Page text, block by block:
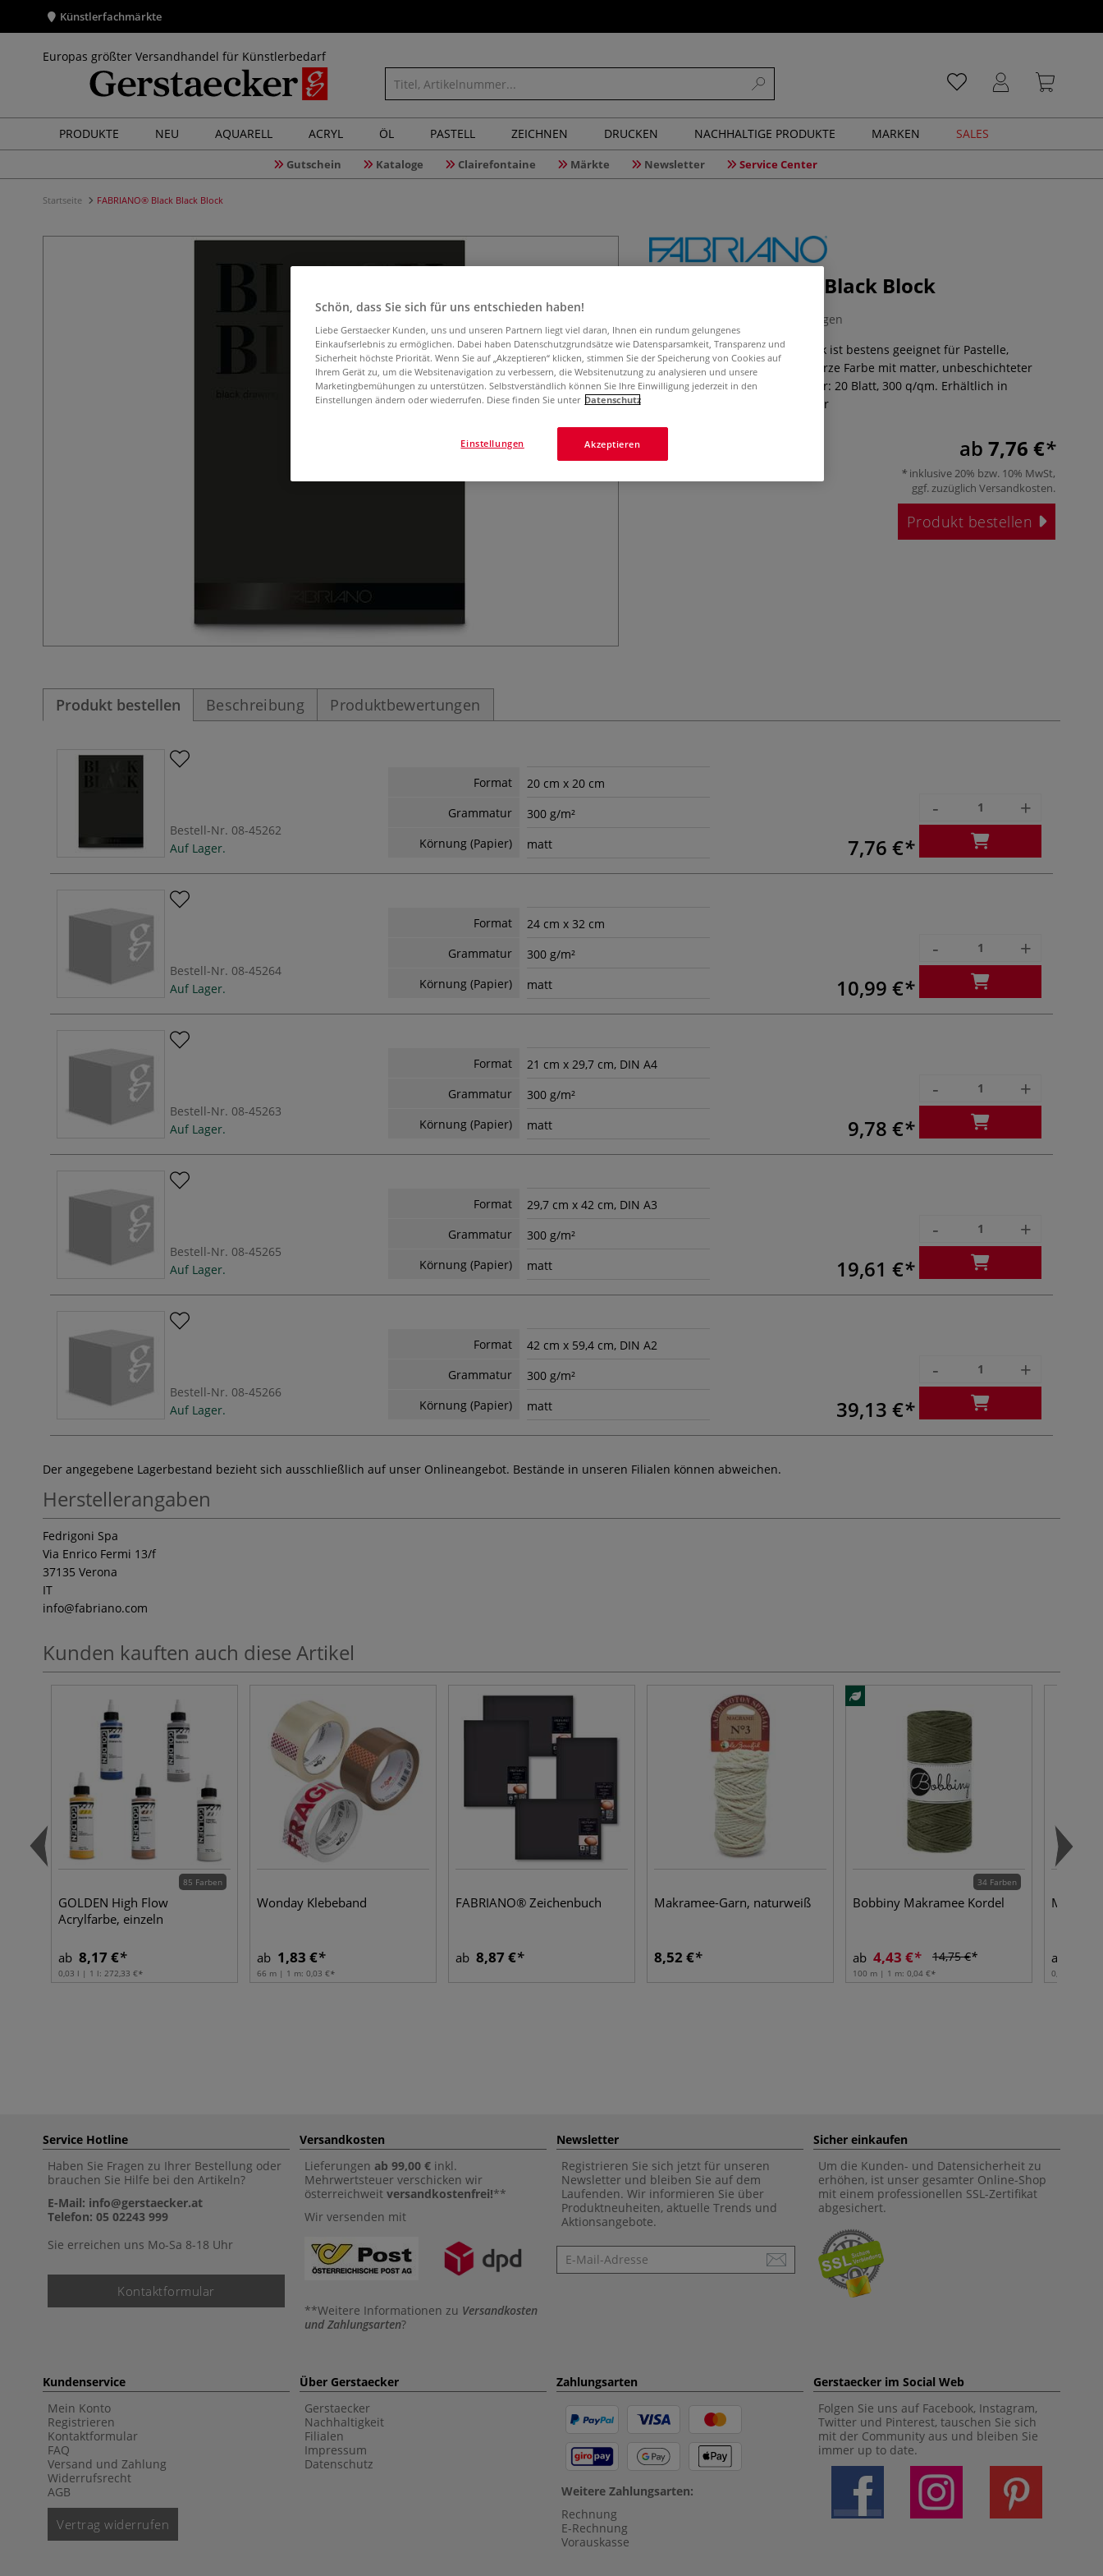
Künstlerfachmärkte
Europas größter Versandhandel für Künstlerbedarf
PRODUKTE NEU AQUARELL ACRYL ÖL PASTELL ZEICHNEN DRUCKEN NACHHALTIGE PRODUKTE MARKEN SALES
Gutschein Kataloge Clairefontaine Märkte Newsletter Service Center
Startseite FABRIANO® Black Black Block
FABRIANO® Black Black Block
0 Bewertungen
Der FABRIANO® Black Black Block ist bestens geeignet für Pastelle,
Farbstifte und Marker. Tiefschwarze Farbe mit matter, unbeschichteter
Oberfläche, säurefrei. Grammatur: 20 Blatt, 300 q/qm. Erhältlich in
Mehr
ab 7,76 €
inklusive 20% bzw. 10% MwSt,
ggf. zuzüglich Versandkosten.
Produkt bestellen
Produkt bestellen Beschreibung Produktbewertungen
Bestell-Nr. 08-45262
Auf Lager.
Format
20 cm x 20 cm
Grammatur
300 g/m²
Körnung (Papier)
matt 7,76 €
- +
Bestell-Nr. 08-45264
Auf Lager.
Format
24 cm x 32 cm
Grammatur
300 g/m²
Körnung (Papier)
matt 10,99 €
- +
Bestell-Nr. 08-45263
Auf Lager.
Format
21 cm x 29,7 cm, DIN A4
Grammatur
300 g/m²
Körnung (Papier)
matt 9,78 €
- +
Bestell-Nr. 08-45265
Auf Lager.
Format
29,7 cm x 42 cm, DIN A3
Grammatur
300 g/m²
Körnung (Papier)
matt 19,61 €
- +
Bestell-Nr. 08-45266
Auf Lager.
Format
42 cm x 59,4 cm, DIN A2
Grammatur
300 g/m²
Körnung (Papier)
matt 39,13 €
- +
Der angegebene Lagerbestand bezieht sich ausschließlich auf unser Onlineangebot. Bestände in unseren Filialen können abweichen.
Herstellerangaben
Fedrigoni Spa
Via Enrico Fermi 13/f
37135 Verona
IT
info@fabriano.com
Kunden kauften auch diese Artikel
85 Farben
GOLDEN High Flow
Acrylfarbe, einzeln
ab 8,17 €
0,03 l | 1 l: 272,33 €
Wonday Klebeband
ab 1,83 €
66 m | 1 m: 0,03 €
FABRIANO® Zeichenbuch
ab 8,87 €
Makramee-Garn, naturweiß
8,52 €
34 Farben
Bobbiny Makramee Kordel
ab 4,43 € 14,75 €
100 m | 1 m: 0,04 €
Marabu
ab
0,15 l | 1 l:
Service Hotline
Haben Sie Fragen zu Ihrer Bestellung oder
brauchen Sie Hilfe bei den Artikeln?
E-Mail: info@gerstaecker.at
Telefon: 05 02243 999
Sie erreichen uns Mo-Sa 8-18 Uhr
Kontaktformular
Versandkosten
Lieferungen ab 99,00 € inkl.
Mehrwertsteuer verschicken wir
österreichweit versandkostenfrei!**
Wir versenden mit
**Weitere Informationen zu Versandkosten
und Zahlungsarten?
Newsletter
Registrieren Sie sich jetzt für unseren
Newsletter und bleiben Sie auf dem
Laufenden. Wir informieren Sie über
Produktneuheiten, aktuelle Trends und
Aktionsangebote.
Newsletter
Sicher einkaufen
Um die Kunden- und Datensicherheit zu
erhöhen, ist unser gesamter Online-Shop
mit einem professionellen SSL-Zertifikat
abgesichert.
Kundenservice
Mein Konto
Registrieren
Kontaktformular
FAQ
Versand und Zahlung
Widerrufsrecht
AGB
Vertrag widerrufen
Über Gerstaecker
Gerstaecker
Nachhaltigkeit
Filialen
Impressum
Datenschutz
Zahlungsarten
Weitere Zahlungsarten:
Rechnung
E-Rechnung
Vorauskasse
Gerstaecker im Social Web
Folgen Sie uns auf Facebook, Instagram,
Twitter und Pinterest, tauschen Sie sich
mit der Community aus und bleiben Sie
immer up to date.
Schön, dass Sie sich für uns entschieden haben!
Liebe Gerstaecker Kunden, uns und unseren Partnern liegt viel daran, Ihnen ein rundum gelungenes
Einkaufserlebnis zu ermöglichen. Dabei haben Datenschutzgrundsätze wie Datensparsamkeit, Transparenz und
Sicherheit höchste Priorität. Wenn Sie auf „Akzeptieren“ klicken, stimmen Sie der Speicherung von Cookies auf
Ihrem Gerät zu, um die Websitenavigation zu verbessern, die Websitenutzung zu analysieren und unsere
Marketingbemühungen zu unterstützen. Selbstverständlich können Sie Ihre Einwilligung jederzeit in den
Einstellungen ändern oder wiederrufen. Diese finden Sie unter Datenschutz
Akzeptieren
Einstellungen